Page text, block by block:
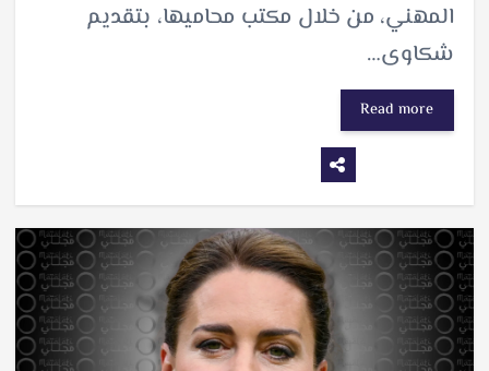
المهني، من خلال مكتب محاميها، بتقديم
شكاوى…
Read more